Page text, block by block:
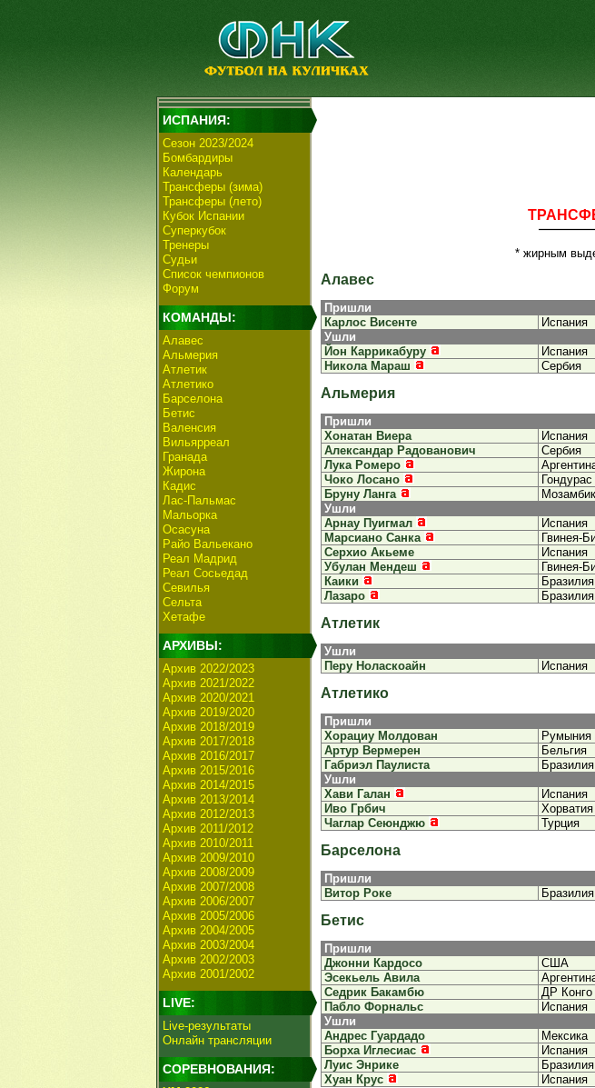
ИСПАНИЯ:
Сезон 2023/2024
Бомбардиры
Календарь
Трансферы (зима)
Трансферы (лето)
Кубок Испании
Суперкубок
Тренеры
Судьи
Список чемпионов
Форум
КОМАНДЫ:
Алавес
Альмерия
Атлетик
Атлетико
Барселона
Бетис
Валенсия
Вильярреал
Гранада
Жирона
Кадис
Лас-Пальмас
Мальорка
Осасуна
Райо Вальекано
Реал Мадрид
Реал Сосьедад
Севилья
Сельта
Хетафе
АРХИВЫ:
Архив 2022/2023
Архив 2021/2022
Архив 2020/2021
Архив 2019/2020
Архив 2018/2019
Архив 2017/2018
Архив 2016/2017
Архив 2015/2016
Архив 2014/2015
Архив 2013/2014
Архив 2012/2013
Архив 2011/2012
Архив 2010/2011
Архив 2009/2010
Архив 2008/2009
Архив 2007/2008
Архив 2006/2007
Архив 2005/2006
Архив 2004/2005
Архив 2003/2004
Архив 2002/2003
Архив 2001/2002
LIVE:
Live-результаты
Онлайн трансляции
СОРЕВНОВАНИЯ:
* жирным
Алавес
Пришли
Карлос Висенте
Испания
Ушли
Йон Каррикабуру
Испания
Никола Мараш
Сербия
Альмерия
Пришли
Хонатан Виера
Испания
Александар Радованович
Сербия
Лука Ромеро
Чоко Лосано
Гондурас
Бруну Ланга
Мозамбик
Ушли
Арнау Пуигмал
Испания
Марсиано Санка
Гвинея-
Серхио Акьеме
Испания
Убулан Мендеш
Гвинея-
Каики
Бразилия
Лазаро
Бразилия
Атлетик
Ушли
Перу Ноласкоайн
Испания
Атлетико
Пришли
Хорациу Молдован
Румыния
Артур Вермерен
Бельгия
Габриэл Паулиста
Бразилия
Ушли
Хави Галан
Испания
Иво Грбич
Хорватия
Чаглар Сеюнджю
Турция
Барселона
Пришли
Витор Роке
Бразилия
Бетис
Пришли
Джонни Кардосо
США
Эсекьель Авила
Седрик Бакамбю
ДР Конго
Пабло Форнальс
Испания
Ушли
Андрес Гуардадо
Мексика
Борха Иглесиас
Испания
Луис Энрике
Бразилия
Хуан Крус
Испания